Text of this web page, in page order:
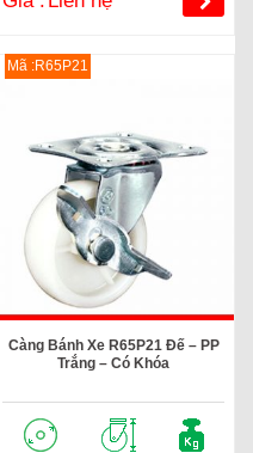
Mã :R65P21
Càng Bánh Xe R65P21 Đế – PP
Trắng – Có Khóa